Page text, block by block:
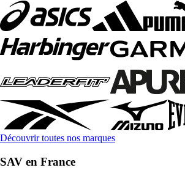
Découvrir toutes nos marques
SAV en France